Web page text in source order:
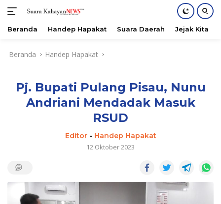
Beranda Handep Hapakat Suara Daerah Jejak Kita
Beranda Handep Hapakat
Pj. Bupati Pulang Pisau, Nunu
Andriani Mendadak Masuk
RSUD
Editor- Handep Hapakat
12 Oktober 2023